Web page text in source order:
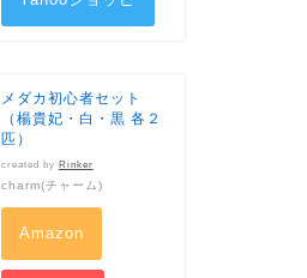
メダカ初心者セット
（楊貴妃・白・黒 各２
匹）
created by Rinker
charm(チャーム)
Amazon